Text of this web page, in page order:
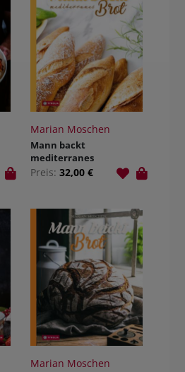
Marian Moschen
Mann backt
mediterranes
Brot
Preis: 32,00 €
Marian Moschen